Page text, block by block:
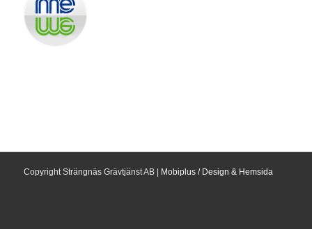
Copyright Strängnäs Grävtjänst AB | Mobiplus / Design & Hemsida